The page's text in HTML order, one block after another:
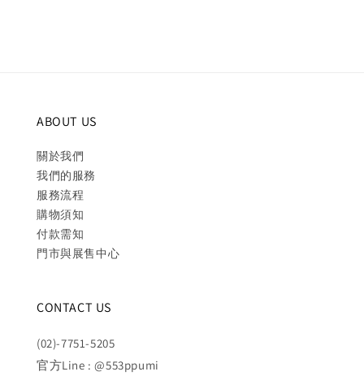
ABOUT US
關於我們
我們的服務
服務流程
購物須知
付款需知
門市與展售中心
CONTACT US
(02)-7751-5205
官方Line : @553ppumi